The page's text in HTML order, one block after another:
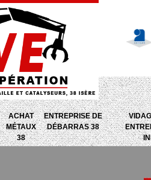
ACHAT
MÉTAUX
38
ENTREPRISE DE
DÉBARRAS 38